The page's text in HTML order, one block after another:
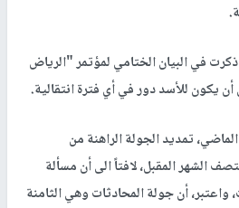
في البيان الختامي لمؤتمر "الرياض
تمديد الجولة الراهنة من
الشهر المقبل، لافتاً الى أن مسألة
واعتبر، أن جولة المحادثات وهي الثامنة